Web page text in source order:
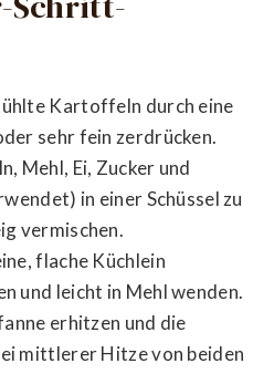
Kartoffeln durch eine
sehr fein zerdrücken.
Mehl, Ei, Zucker und
in einer Schüssel zu
vermischen.
flache Küchlein
und leicht in Mehl wenden.
erhitzen und die
mittlerer Hitze von beiden